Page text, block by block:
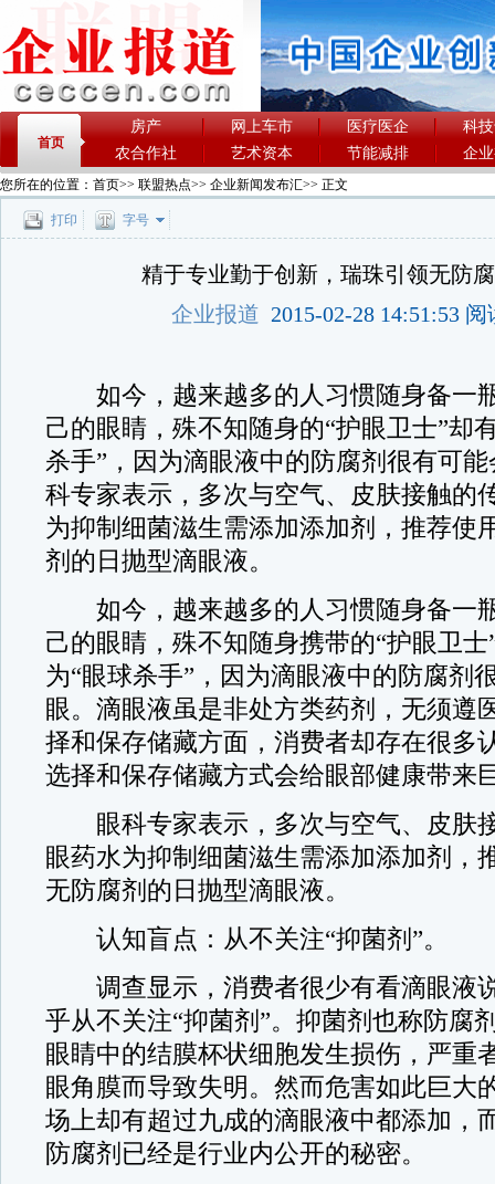
首页
房产 网上车市 医疗医企
科
农合作社
艺术资本 节能减排 企
您所在的位置： 首页>> 联盟热点>> 企业新闻发布汇>> 正文
打印 字号
精于专业勤于创新，瑞珠引领无防
企业报道 2015-02-28 14:51:53
如今，越来越多的人习惯随身备一
己的眼睛，殊不知随身的“护眼卫士”却
杀手”，因为滴眼液中的防腐剂很有可
科专家表示，多次与空气、皮肤接触的
为抑制细菌滋生需添加添加剂，推荐使
剂的日抛型滴眼液。
如今，越来越多的人习惯随身备一
己的眼睛，殊不知随身携带的“护眼卫士
为“眼球杀手”，因为滴眼液中的防腐剂
眼。滴眼液虽是非处方类药剂，无须遵
择和保存储藏方面，消费者却存在很多
选择和保存储藏方式会给眼部健康带来
眼科专家表示，多次与空气、皮肤
眼药水为抑制细菌滋生需添加添加剂，
无防腐剂的日抛型滴眼液。
认知盲点：从不关注“抑菌剂”。
调查显示，消费者很少有看滴眼液
乎从不关注“抑菌剂”。抑菌剂也称防腐
眼睛中的结膜杯状细胞发生损伤，严重
眼角膜而导致失明。然而危害如此巨大
场上却有超过九成的滴眼液中都添加，
防腐剂已经是行业内公开的秘密。